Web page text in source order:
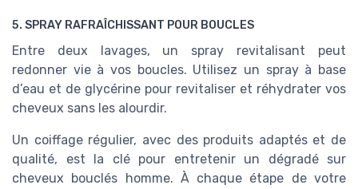
5. SPRAY RAFRAÎCHISSANT POUR BOUCLES
Entre deux lavages, un spray revitalisant peut
redonner vie à vos boucles. Utilisez un spray à base
d’eau et de glycérine pour revitaliser et réhydrater vos
cheveux sans les alourdir.
Un coiffage régulier, avec des produits adaptés et de
qualité, est la clé pour entretenir un dégradé sur
cheveux bouclés homme. À chaque étape de votre